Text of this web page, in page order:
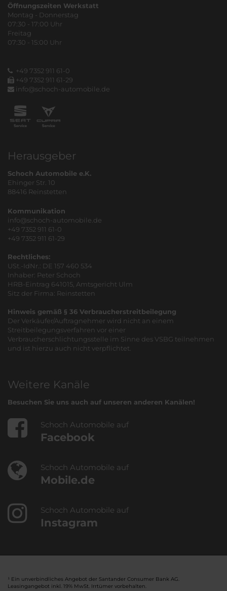
Öffnungszeiten Werkstatt
Montag - Donnerstag
07:30 - 17:00 Uhr
Freitag
07:30 - 15:00 Uhr
+49 7352 911 61-0
+49 7352 911 61-29
info@schoch-automobile.de
Herausgeber
Schoch Automobile e.K.
Ehinger Str. 10
88416 Reinstetten
Kommunikation
info@schoch-automobile.de
+49 7352 911 61-0
+49 7352 911 61-29
Rechtliches:
USt.-IdNr.: DE 157 460 534
Inhaber: Peter Schoch
HRB-Eintrag 641015, Amtsgericht Ulm
Sitz der Firma: Reinstetten
Hinweis gemäß § 36 Verbraucherstreitbeilegung
Der Verkäufer/Auftragnehmer wird nicht an einem
Streitbeilegungsverfahren vor einer
Verbraucherschlichtungsstelle im Sinne des VSBG teilnehmen
und ist hierzu auch nicht verpflichtet.
Weitere Kanäle
Besuchen Sie uns auch auf unseren anderen Kanälen!
Schoch Automobile auf
Facebook
Schoch Automobile auf
Mobile.de
Schoch Automobile auf
Instagram
¹ Ein unverbindliches Angebot der Santander Consumer Bank AG.
Leasingangebot inkl. 19% MwSt. Irrtümer vorbehalten.